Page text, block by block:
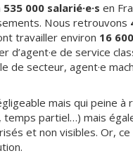
535 000 salarié·e·s en
Nous retrouvons
travailler environ 16
d’agent·e de service
secteur, agent·e
mais qui peine
partiel…) mais
et non visibles. Or,